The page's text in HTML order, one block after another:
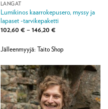
LANGAT
Lumikinos kaarrokepusero, myssy ja
lapaset -tarvikepaketti
102,60 € – 146,20 €Hintaluokka:
146,20 €
Jälleenmyyjä: Taito Shop